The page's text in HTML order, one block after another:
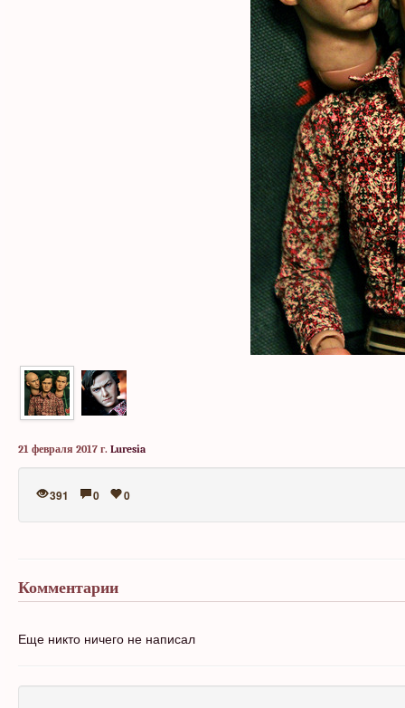
21 февраля 2017 г. Luresia
391 0 0
Комментарии
Еще никто ничего не написал